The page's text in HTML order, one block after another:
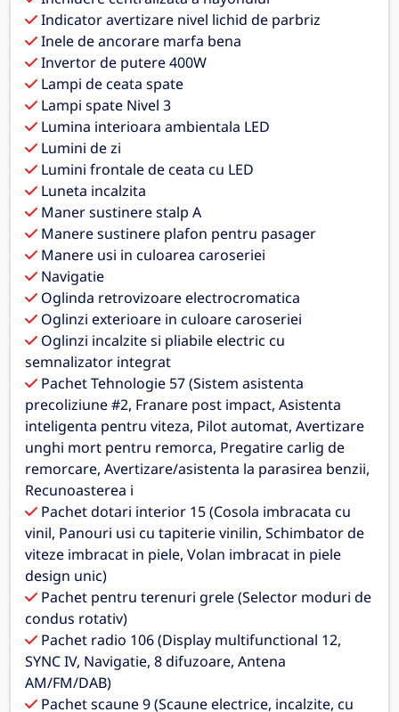
Indicator avertizare nivel lichid de parbriz
Inele de ancorare marfa bena
Invertor de putere 400W
Lampi de ceata spate
Lampi spate Nivel 3
Lumina interioara ambientala LED
Lumini de zi
Lumini frontale de ceata cu LED
Luneta incalzita
Maner sustinere stalp A
Manere sustinere plafon pentru pasager
Manere usi in culoarea caroseriei
Navigatie
Oglinda retrovizoare electrocromatica
Oglinzi exterioare in culoare caroseriei
Oglinzi incalzite si pliabile electric cu
semnalizator integrat
Pachet Tehnologie 57 (Sistem asistenta
precoliziune #2, Franare post impact, Asistenta
inteligenta pentru viteza, Pilot automat, Avertizare
unghi mort pentru remorca, Pregatire carlig de
remorcare, Avertizare/asistenta la parasirea benzii,
Recunoasterea i
Pachet dotari interior 15 (Cosola imbracata cu
vinil, Panouri usi cu tapiterie vinilin, Schimbator de
viteze imbracat in piele, Volan imbracat in piele
design unic)
Pachet pentru terenuri grele (Selector moduri de
condus rotativ)
Pachet radio 106 (Display multifunctional 12,
SYNC IV, Navigatie, 8 difuzoare, Antena
AM/FM/DAB)
Pachet scaune 9 (Scaune electrice, incalzite, cu